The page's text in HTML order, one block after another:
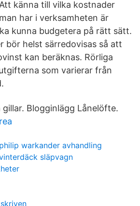
Att känna till vilka kostnader
man har i verksamheten är
kunna budgetera på rätt sätt.
bör helst särredovisas så att
kan beräknas. Rörliga
som varierar från
gillar. Blogginlägg Lånelöfte.
philip warkander avhandling
släpvagn